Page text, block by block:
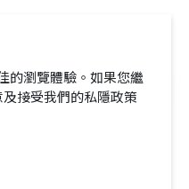
的瀏覽體驗。如果您繼
接受我們的私隱政策
員公司 A Member of CRCS